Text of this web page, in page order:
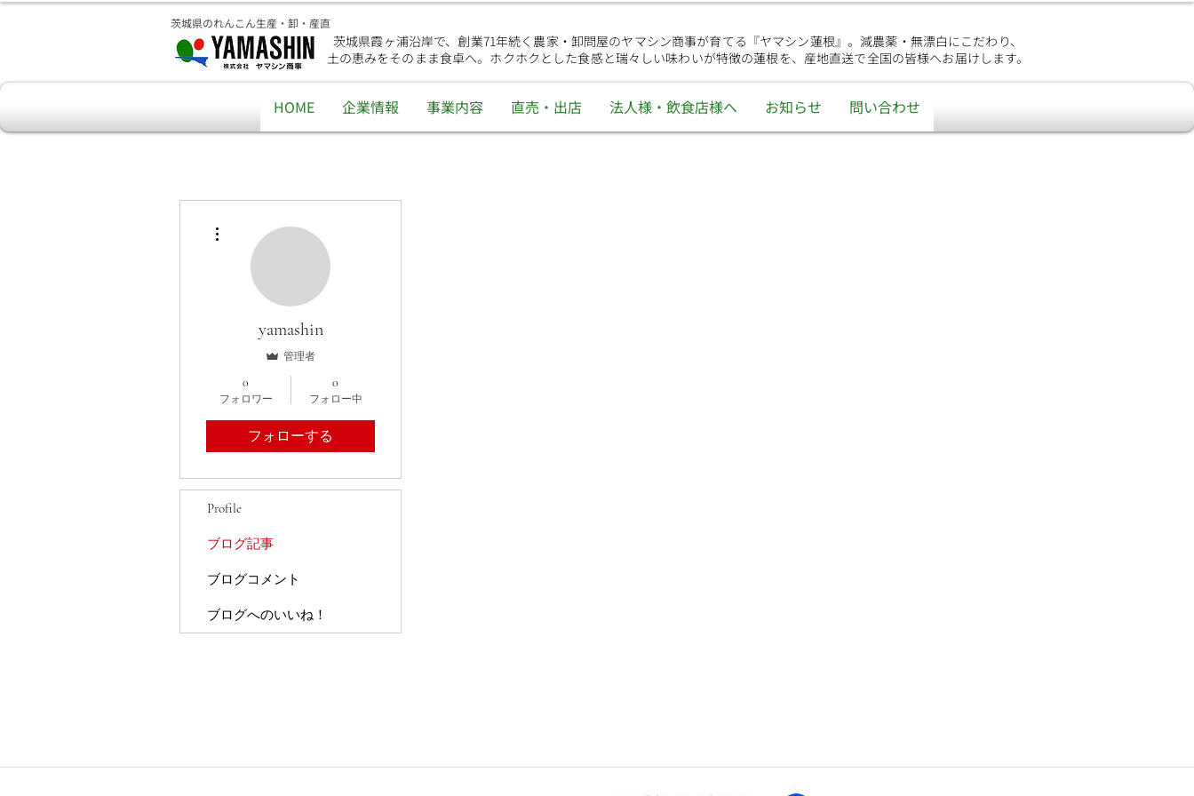
茨城県のれんこん生産・卸・産直
茨城県霞ヶ浦沿岸で、創業71年続く農家・卸問屋のヤマシン商事が育てる『ヤマシン蓮根』。減農薬・無漂白にこだわり、
土の恵みをそのまま食卓へ。ホクホクとした食感と瑞々しい味わいが特徴の蓮根を、産地直送で全国の皆様へお届けします。
HOME 企業情報 事業内容 直売・出店 法人様・飲食店様へ お知らせ 問い合わせ
yamashin
管理者
0
フォロワー
0
フォロー中
フォローする
Profile
ブログ記事
ブログコメント
ブログへのいいね！